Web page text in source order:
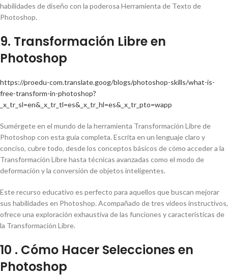
habilidades de diseño con la poderosa Herramienta de Texto de
Photoshop.
9. Transformación Libre en
Photoshop
https://proedu-com.translate.goog/blogs/photoshop-skills/what-is-
free-transform-in-photoshop?
_x_tr_sl=en&_x_tr_tl=es&_x_tr_hl=es&_x_tr_pto=wapp
Sumérgete en el mundo de la herramienta Transformación Libre de
Photoshop con esta guía completa. Escrita en un lenguaje claro y
conciso, cubre todo, desde los conceptos básicos de cómo acceder a la
Transformación Libre hasta técnicas avanzadas como el modo de
deformación y la conversión de objetos inteligentes.
Este recurso educativo es perfecto para aquellos que buscan mejorar
sus habilidades en Photoshop. Acompañado de tres videos instructivos,
ofrece una exploración exhaustiva de las funciones y características de
la Transformación Libre.
10 . Cómo Hacer Selecciones en
Photoshop